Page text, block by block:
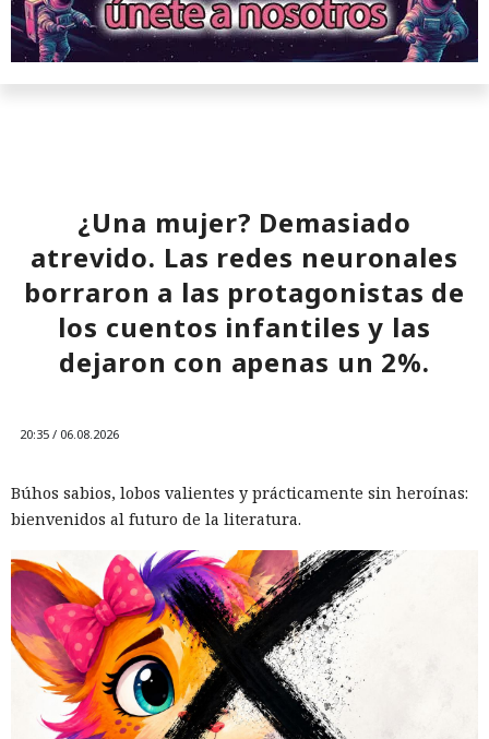
¿Una mujer? Demasiado
atrevido. Las redes neuronales
borraron a las protagonistas de
los cuentos infantiles y las
dejaron con apenas un 2%.
20:35 / 06.08.2026
Búhos sabios, lobos valientes y prácticamente sin heroínas:
bienvenidos al futuro de la literatura.